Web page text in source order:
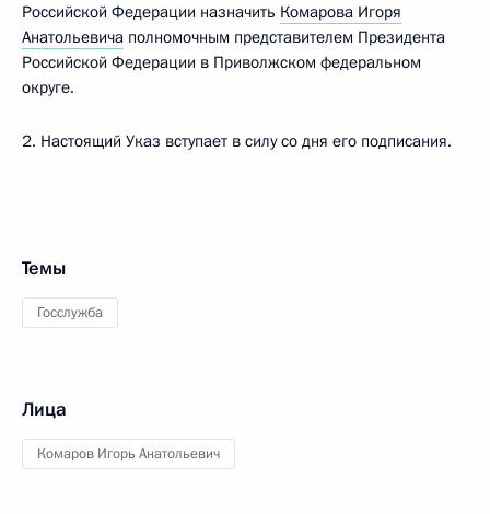
Российской Федерации назначить Комарова Игоря
Анатольевича полномочным представителем Президента
Российской Федерации в Приволжском федеральном
округе.
2. Настоящий Указ вступает в силу со дня его подписания.
Темы
Госслужба
Лица
Комаров Игорь Анатольевич